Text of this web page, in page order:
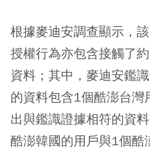
根據麥迪安調查顯示，
授權行為亦包含接觸了
資料；其中，麥迪安鑑
的資料包含1個酷澎台灣
出與鑑識證據相符的資
酷澎韓國的用戶與1個酷